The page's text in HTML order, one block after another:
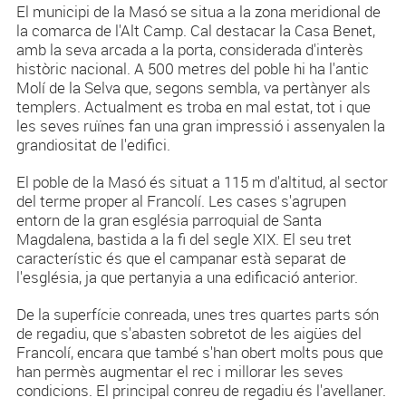
El municipi de la Masó se situa a la zona meridional de
la comarca de l'Alt Camp. Cal destacar la Casa Benet,
amb la seva arcada a la porta, considerada d'interès
històric nacional. A 500 metres del poble hi ha l'antic
Molí de la Selva que, segons sembla, va pertànyer als
templers. Actualment es troba en mal estat, tot i que
les seves ruïnes fan una gran impressió i assenyalen la
grandiositat de l'edifici.
El poble de la Masó és situat a 115 m d'altitud, al sector
del terme proper al Francolí. Les cases s'agrupen
entorn de la gran església parroquial de Santa
Magdalena, bastida a la fi del segle XIX. El seu tret
característic és que el campanar està separat de
l'església, ja que pertanyia a una edificació anterior.
De la superfície conreada, unes tres quartes parts són
de regadiu, que s'abasten sobretot de les aigües del
Francolí, encara que també s'han obert molts pous que
han permès augmentar el rec i millorar les seves
condicions. El principal conreu de regadiu és l'avellaner.